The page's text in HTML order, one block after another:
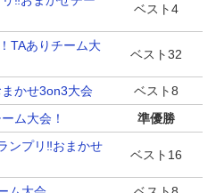
ベスト4
TAありチーム大
ベスト32
かせ3on3大会
ベスト8
ム大会！
準優勝
ンプリ‼️おまかせ
ベスト16